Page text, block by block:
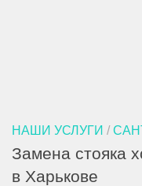
НАШИ УСЛУГИ /
Замена стояка
в Харькове